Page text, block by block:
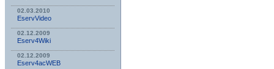
02.03.2010
EservVideo
02.12.2009
Eserv4Wiki
02.12.2009
Eserv4acWEB